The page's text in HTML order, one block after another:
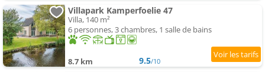
Villapark Kamperfoelie 47
Villa, 140 m²
6 personnes, 3 chambres, 1 salle de bains
8.7 km 9.5/10